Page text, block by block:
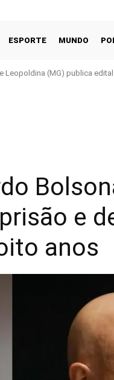
ESPORTE MUNDO
Leopoldina (MG) publica
e
anos